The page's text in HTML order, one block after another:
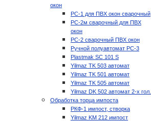
окон
РС-1 для ПВХ окон сварочный
РС-2м сварочный для ПВХ
окон
РС-2 сварочный ПВХ окон
Ручной полуавтомат РС-3
Plastmak SC 101 S
Yilmaz TK 503 автомат
Yilmaz TK 501 автомат
Yilmaz TK 505 автомат
Yilmaz DK 502 автомат 2-х гол.
Обработка торца импоста
РКФ-1 импост, створка
Yilmaz KM 212 импост